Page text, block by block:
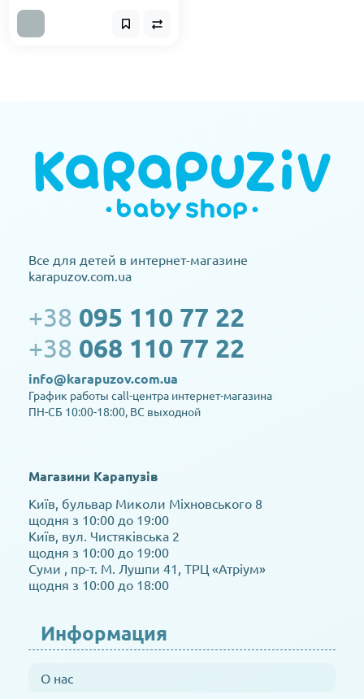
Все для детей в интернет-магазине
karapuzov.com.ua
+38 095 110 77 22
+38 068 110 77 22
info@karapuzov.com.ua
График работы call-центра интернет-магазина
ПН-СБ 10:00-18:00, ВС выходной
Магазини Карапузів
Київ, бульвар Миколи Міхновського 8
щодня з 10:00 до 19:00
Київ, вул. Чистяківська 2
щодня з 10:00 до 19:00
Суми , пр-т. М. Лушпи 41, ТРЦ «Атріум»
щодня з 10:00 до 18:00
Информация
О нас